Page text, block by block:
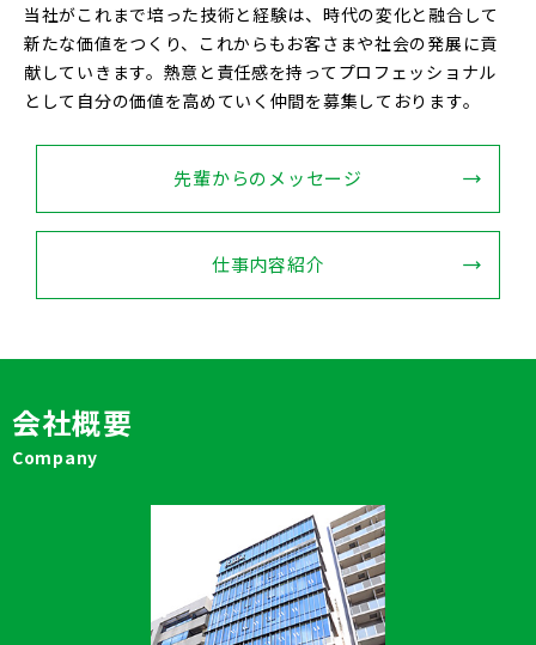
当社がこれまで培った技術と経験は、時代の変化と融合して
新たな価値をつくり、これからもお客さまや社会の発展に貢
献していきます。熱意と責任感を持ってプロフェッショナル
として自分の価値を高めていく仲間を募集しております。
先輩からのメッセージ
仕事内容紹介
会社概要
Company